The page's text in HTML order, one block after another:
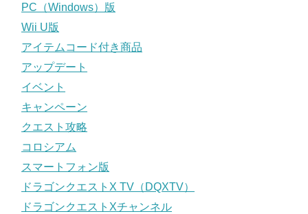
PC（Windows）版
Wii U版
アイテムコード付き商品
アップデート
イベント
キャンペーン
クエスト攻略
コロシアム
スマートフォン版
ドラゴンクエストX TV（DQXTV）
ドラゴンクエストXチャンネル